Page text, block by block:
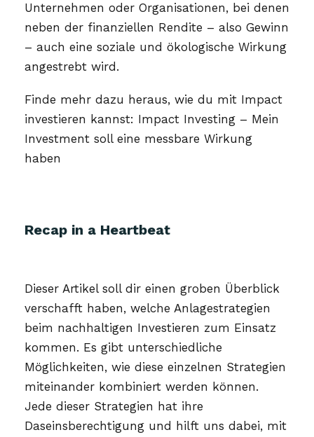
Unternehmen oder Organisationen, bei denen
neben der finanziellen Rendite – also Gewinn
– auch eine soziale und ökologische Wirkung
angestrebt wird.
Finde mehr dazu heraus, wie du mit Impact
investieren kannst: Impact Investing – Mein
Investment soll eine messbare Wirkung
haben
Recap in a Heartbeat
Dieser Artikel soll dir einen groben Überblick
verschafft haben, welche Anlagestrategien
beim nachhaltigen Investieren zum Einsatz
kommen. Es gibt unterschiedliche
Möglichkeiten, wie diese einzelnen Strategien
miteinander kombiniert werden können.
Jede dieser Strategien hat ihre
Daseinsberechtigung und hilft uns dabei, mit